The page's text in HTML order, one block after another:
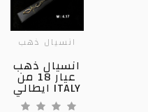
انسيال ذهب
انسيال ذهب
عيار 18 من
ايطالي ITALY